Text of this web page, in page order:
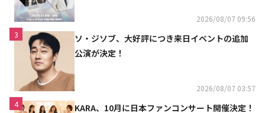
2026/08/07 09:56
3
ソ・ジソブ、大好評につき来日イベントの追加
公演が決定！
2026/08/07 03:57
4
KARA、10月に日本ファンコンサート開催決定！